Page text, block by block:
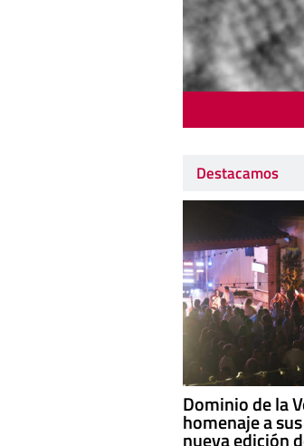
Destacamos
Dominio de la
homenaje a
nueva edición